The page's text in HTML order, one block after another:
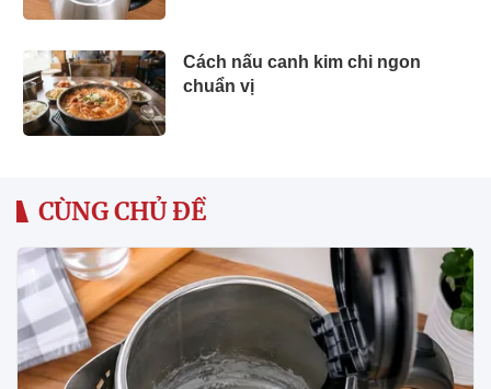
Cách nấu canh kim chi ngon
chuẩn vị
CÙNG CHỦ ĐỀ